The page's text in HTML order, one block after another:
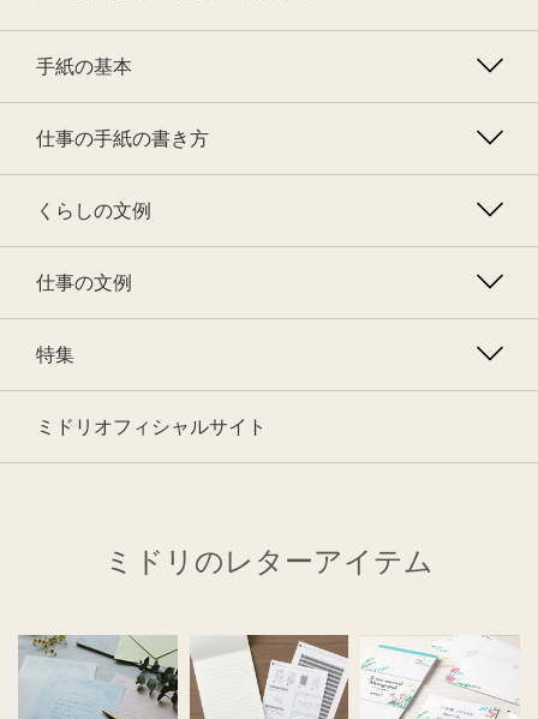
手紙の基本
仕事の手紙の書き方
くらしの文例
仕事の文例
特集
ミドリオフィシャルサイト
ミドリのレターアイテム